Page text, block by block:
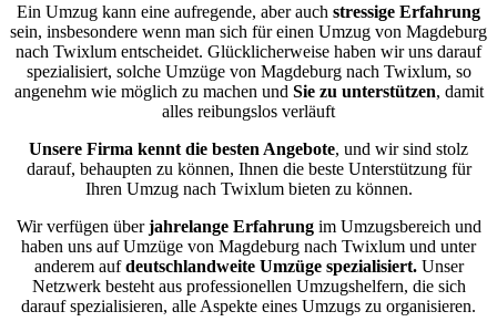
Ein Umzug kann eine aufregende, aber auch stressige Erfahrung
sein, insbesondere wenn man sich für einen Umzug von Magdeburg
nach Twixlum entscheidet. Glücklicherweise haben wir uns darauf
spezialisiert, solche Umzüge von Magdeburg nach Twixlum, so
angenehm wie möglich zu machen und Sie zu unterstützen, damit
alles reibungslos verläuft
Unsere Firma kennt die besten Angebote, und wir sind stolz
darauf, behaupten zu können, Ihnen die beste Unterstützung für
Ihren Umzug nach Twixlum bieten zu können.
Wir verfügen überjahrelange Erfahrungim Umzugsbereich und
haben uns auf Umzüge von Magdeburg nach Twixlum und unter
anderem aufdeutschlandweite Umzüge spezialisiert.Unser
Netzwerk besteht aus professionellen Umzugshelfern, die sich
darauf spezialisieren, alle Aspekte eines Umzugs zu organisieren.